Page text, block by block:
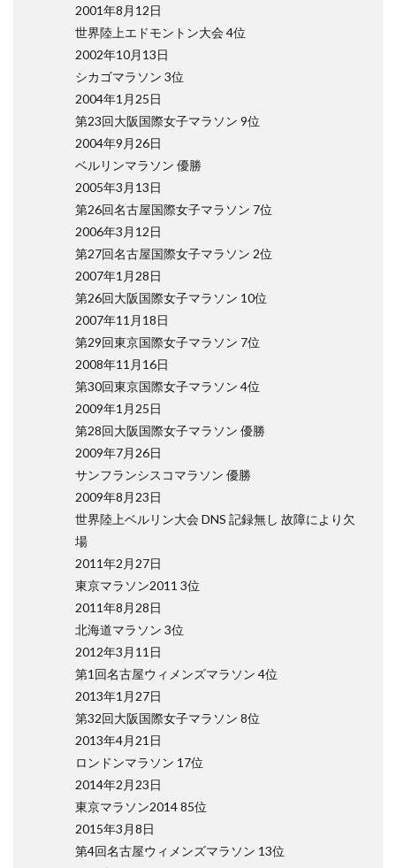
2001年8月12日
世界陸上エドモントン大会 4位
2002年10月13日
シカゴマラソン 3位
2004年1月25日
第23回大阪国際女子マラソン 9位
2004年9月26日
ベルリンマラソン 優勝
2005年3月13日
第26回名古屋国際女子マラソン 7位
2006年3月12日
第27回名古屋国際女子マラソン 2位
2007年1月28日
第26回大阪国際女子マラソン 10位
2007年11月18日
第29回東京国際女子マラソン 7位
2008年11月16日
第30回東京国際女子マラソン 4位
2009年1月25日
第28回大阪国際女子マラソン 優勝
2009年7月26日
サンフランシスコマラソン 優勝
2009年8月23日
世界陸上ベルリン大会 DNS 記録無し 故障により欠
場
2011年2月27日
東京マラソン2011 3位
2011年8月28日
北海道マラソン 3位
2012年3月11日
第1回名古屋ウィメンズマラソン 4位
2013年1月27日
第32回大阪国際女子マラソン 8位
2013年4月21日
ロンドンマラソン 17位
2014年2月23日
東京マラソン2014 85位
2015年3月8日
第4回名古屋ウィメンズマラソン 13位